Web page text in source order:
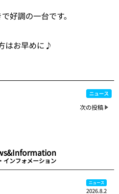
好調の一台です。
はお早めに♪
ニュース
次の投稿
インフォメーション
ニュース
2026.8.2